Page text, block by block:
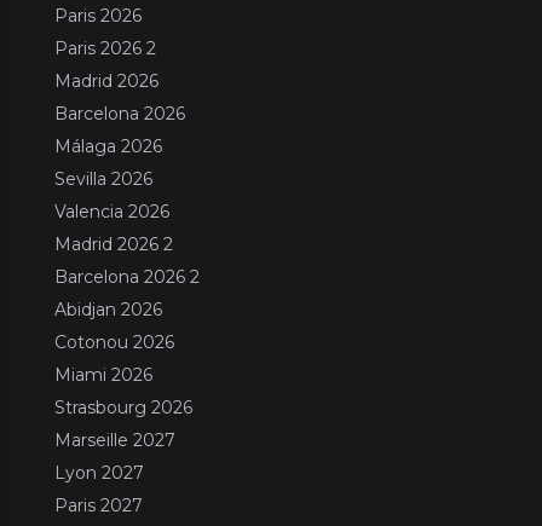
Paris 2026
Paris 2026 2
Madrid 2026
Barcelona 2026
Málaga 2026
Sevilla 2026
Valencia 2026
Madrid 2026 2
Barcelona 2026 2
Abidjan 2026
Cotonou 2026
Miami 2026
Strasbourg 2026
Marseille 2027
Lyon 2027
Paris 2027